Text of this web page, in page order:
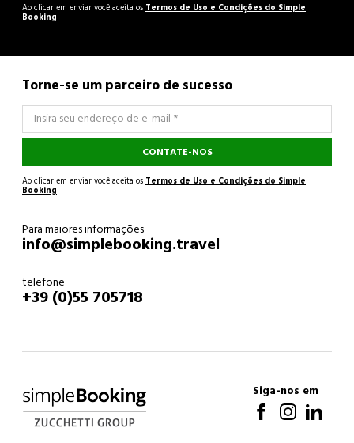
Ao clicar em enviar você aceita osTermos de Uso e Condições do Simple
Booking
Torne-se um parceiro de sucesso
CONTATE-NOS
Ao clicar em enviar você aceita osTermos de Uso e Condições do Simple
Booking
Para maiores informações
info@simplebooking.travel
telefone
+39 (0)55 705718
Siga-nos em